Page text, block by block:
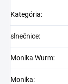
Kategória:
slnečnice:
Monika Wurm:
Monika: